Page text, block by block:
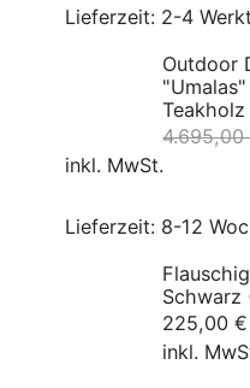
Lieferzeit: 2-4
Outdoor
4.695,00
inkl. MwSt.
Lieferzeit: 8-12
225,00€
inkl.